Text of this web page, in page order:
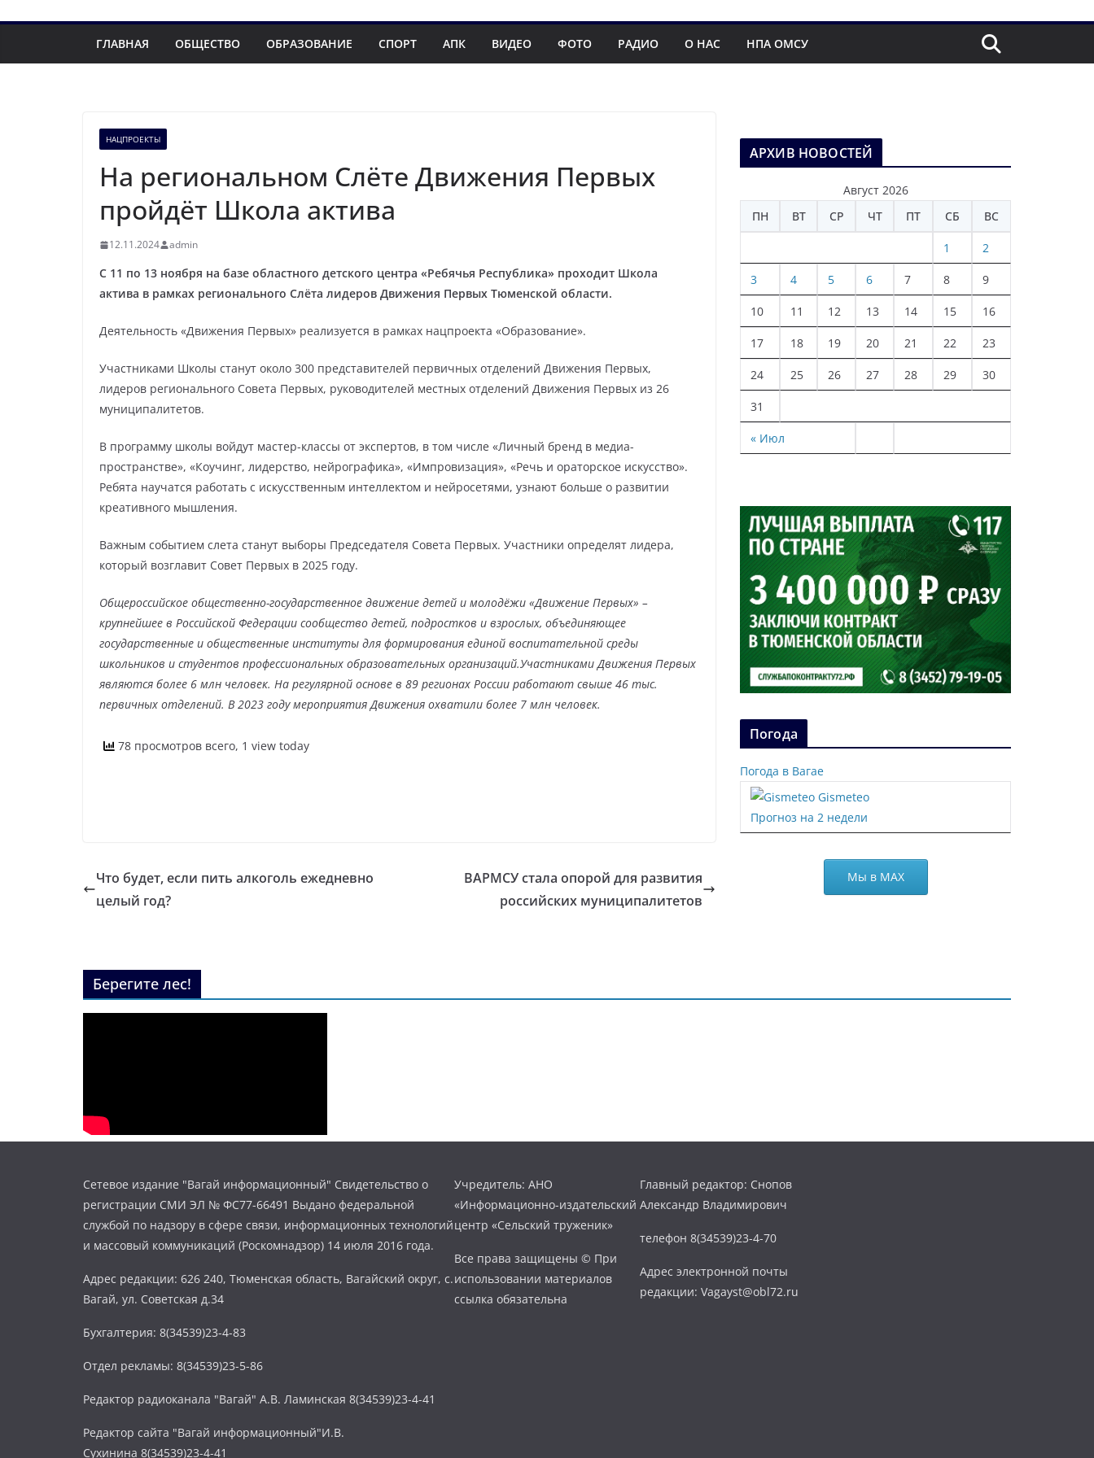
ГЛАВНАЯ ОБЩЕСТВО ОБРАЗОВАНИЕ СПОРТ АПК ВИДЕО ФОТО РАДИО О НАС НПА ОМСУ
НАЦПРОЕКТЫ
На региональном Слёте Движения Первых
пройдёт Школа актива
12.11.2024 admin
С 11 по 13 ноября на базе областного детского центра «Ребячья Республика» проходит Школа
актива в рамках регионального Слёта лидеров Движения Первых Тюменской области.
Деятельность «Движения Первых» реализуется в рамках нацпроекта «Образование».
Участниками Школы станут около 300 представителей первичных отделений Движения Первых,
лидеров регионального Совета Первых, руководителей местных отделений Движения Первых из 26
муниципалитетов.
В программу школы войдут мастер-классы от экспертов, в том числе «Личный бренд в медиа-
пространстве», «Коучинг, лидерство, нейрографика», «Импровизация», «Речь и ораторское искусство».
Ребята научатся работать с искусственным интеллектом и нейросетями, узнают больше о развитии
креативного мышления.
Важным событием слета станут выборы Председателя Совета Первых. Участники определят лидера,
который возглавит Совет Первых в 2025 году.
Общероссийское общественно-государственное движение детей и молодёжи «Движение Первых» –
крупнейшее в Российской Федерации сообщество детей, подростков и взрослых, объединяющее
государственные и общественные институты для формирования единой воспитательной среды
школьников и студентов профессиональных образовательных организаций.Участниками Движения Первых
являются более 6 млн человек. На регулярной основе в 89 регионах России работают свыше 46 тыс.
первичных отделений. В 2023 году мероприятия Движения охватили более 7 млн человек.
78 просмотров всего, 1 view today
Что будет, если пить алкоголь ежедневно
целый год?
ВАРМСУ стала опорой для развития
российских муниципалитетов
АРХИВ НОВОСТЕЙ
Август 2026
ПН
ВТ СР ЧТ ПТ СБ ВС
« Июл
1 2
3 4 5 6 7 8 9
10 11 12 13 14 15 16
17 18 19 20 21 22 23
24 25 26 27 28 29 30
31
Погода
Погода в Вагае
Gismeteo
Прогноз на 2 недели
Мы в МАХ
Берегите лес!
Сетевое издание "Вагай информационный" Свидетельство о
регистрации СМИ ЭЛ № ФС77-66491 Выдано федеральной
службой по надзору в сфере связи, информационных технологий
и массовый коммуникаций (Роскомнадзор) 14 июля 2016 года.
Адрес редакции: 626 240, Тюменская область, Вагайский округ, с.
Вагай, ул. Советская д.34
Бухгалтерия: 8(34539)23-4-83
Отдел рекламы: 8(34539)23-5-86
Редактор радиоканала "Вагай" А.В. Ламинская 8(34539)23-4-41
Редактор сайта "Вагай информационный"И.В.
Сухинина 8(34539)23-4-41
Учредитель: АНО
«Информационно-издательский
центр «Сельский труженик»
Все права защищены © При
использовании материалов
ссылка обязательна
Главный редактор: Снопов
Александр Владимирович
телефон 8(34539)23-4-70
Адрес электронной почты
редакции: Vagayst@obl72.ru